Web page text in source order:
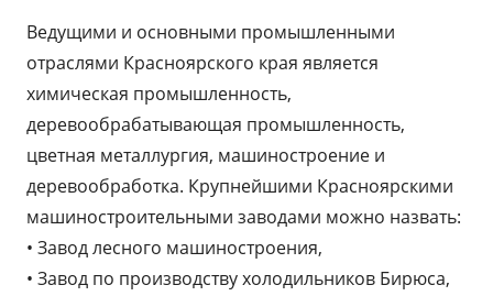
Ведущими и основными промышленными
отраслями Красноярского края является
химическая промышленность,
деревообрабатывающая промышленность,
цветная металлургия, машиностроение и
деревообработка. Крупнейшими Красноярскими
машиностроительными заводами можно назвать:
• Завод лесного машиностроения,
• Завод по производству холодильников Бирюса,